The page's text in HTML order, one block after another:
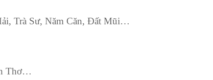
Trà Sư, Năm Căn, Đất Mũi…
Thơ…